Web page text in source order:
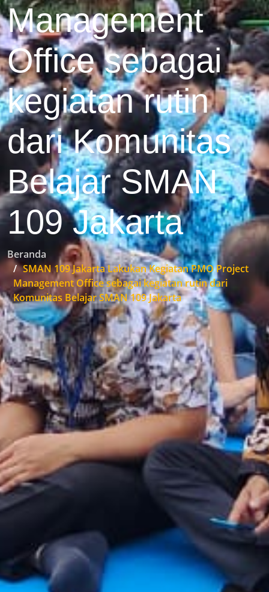
Management
Office sebagai
kegiatan rutin
dari Komunitas
Belajar SMAN
109 Jakarta
Beranda
SMAN 109 Jakarta Lakukan Kegiatan PMO Project
Management Office sebagai kegiatan rutin dari
Komunitas Belajar SMAN 109 Jakarta